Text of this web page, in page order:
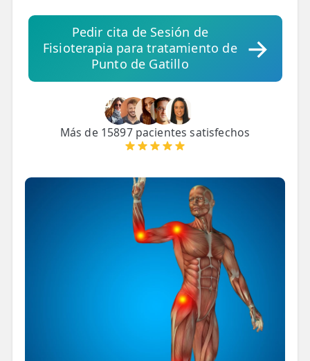
🫁 Fisioterapia Respiratoria
👶 Fisioterapia Pediátrica
TRATAMIENTOS
✅ Punción Seca
✅ Ondas de Choque
✨ Radiofrecuencia INDIBA
✨ Drenaje Linfático Manual
Pedir cita de Sesión de
Fisioterapia para tratamiento de
Punto de Gatillo
Más de 15897 pacientes satisfechos